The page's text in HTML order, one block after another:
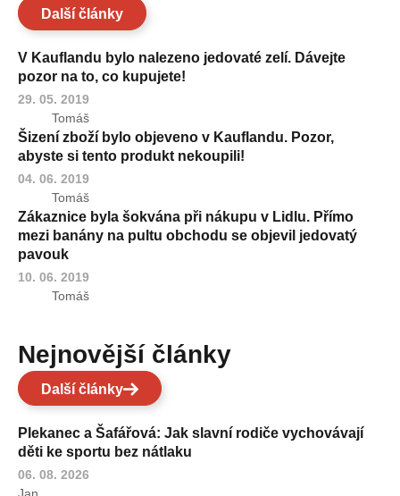
Další články
V Kauflandu bylo nalezeno jedovaté zelí. Dávejte
pozor na to, co kupujete!
29. 05. 2019
Tomáš
Šizení zboží bylo objeveno v Kauflandu. Pozor,
abyste si tento produkt nekoupili!
04. 06. 2019
Tomáš
Zákaznice byla šokvána při nákupu v Lidlu. Přímo
mezi banány na pultu obchodu se objevil jedovatý
pavouk
10. 06. 2019
Tomáš
Nejnovější články
Další články
Plekanec a Šafářová: Jak slavní rodiče vychovávají
děti ke sportu bez nátlaku
06. 08. 2026
Jan